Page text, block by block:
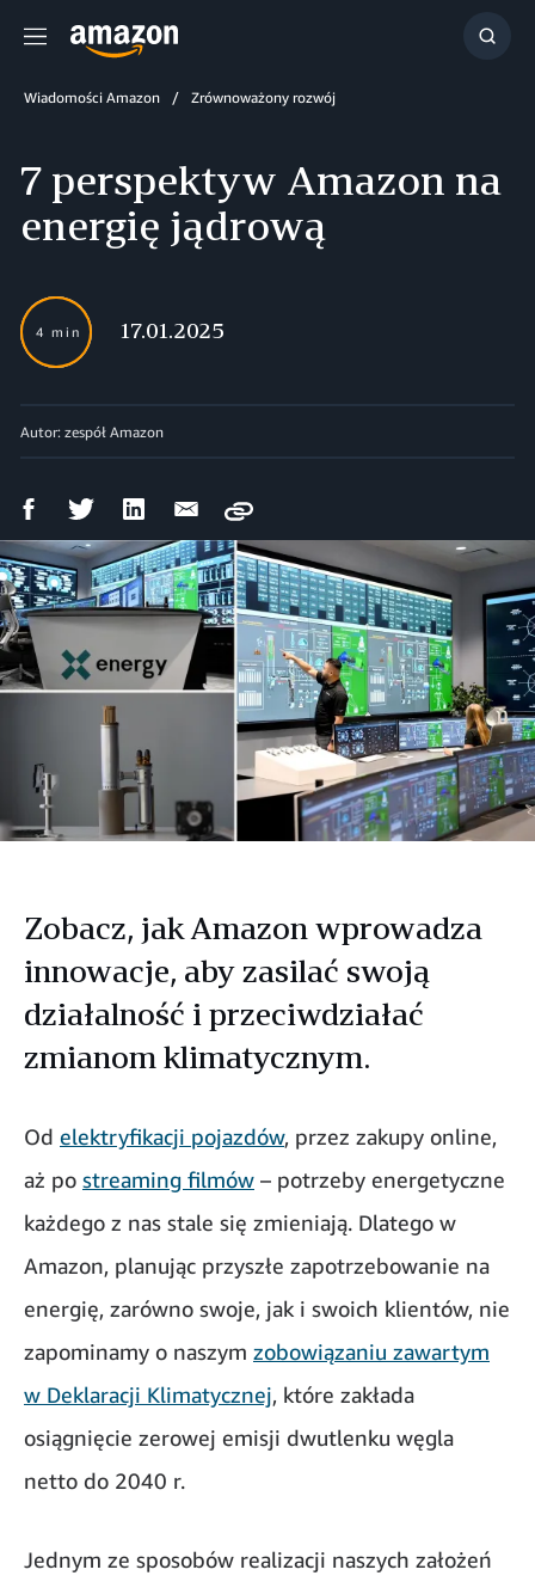
Menu
Wiadomości Amazon Zrównoważony rozwój
7 perspektyw Amazon na
energię jądrową
4 min 17.01.2025
Autor: zespół Amazon
Udostępnij
Facebooku
Udostępnij
Twitterze
Udostępnij
LinkedIn
Wyślij
Copy
Zobacz, jak Amazon wprowadza
innowacje, aby zasilać swoją
działalność i przeciwdziałać
zmianom klimatycznym.
Od elektryfikacji pojazdów, przez zakupy online,
aż po streaming filmów – potrzeby energetyczne
każdego z nas stale się zmieniają. Dlatego w
Amazon, planując przyszłe zapotrzebowanie na
energię, zarówno swoje, jak i swoich klientów, nie
zapominamy o naszym zobowiązaniu zawartym
w Deklaracji Klimatycznej, które zakłada
osiągnięcie zerowej emisji dwutlenku węgla
netto do 2040 r.
Jednym ze sposobów realizacji naszych założeń